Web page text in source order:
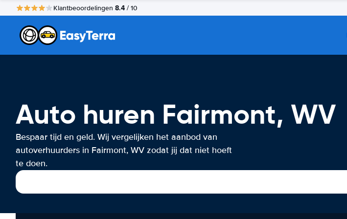
Klantbeoordelingen 8.4 / 10
Auto huren Fairmont, WV
Bespaar tijd en geld. Wij vergelijken het aanbod van
autoverhuurders in Fairmont, WV zodat jij dat niet hoeft
te doen.